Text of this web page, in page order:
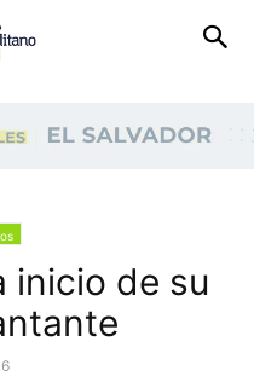
inicio de su